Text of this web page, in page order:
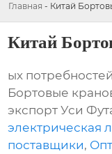
Главная - Китай
Китай
ых
Бортовые
экспорт Уси
электрическая
поставщики,